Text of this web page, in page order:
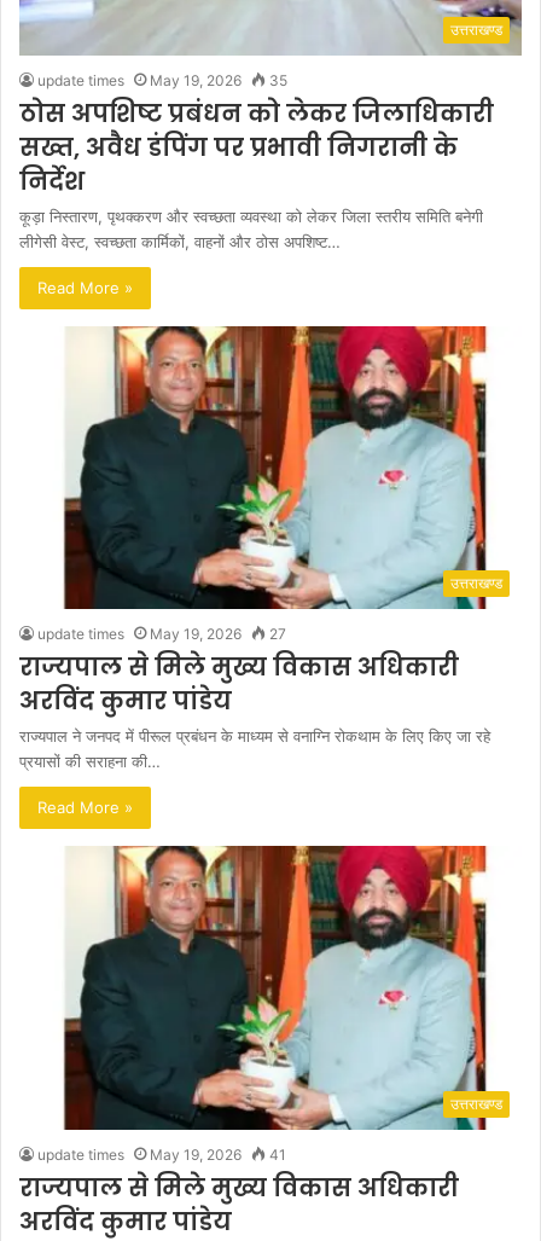
उत्तराखण्ड
update times May 19, 2026 35
ठोस अपशिष्ट प्रबंधन को लेकर जिलाधिकारी
सख्त, अवैध डंपिंग पर प्रभावी निगरानी के
निर्देश
कूड़ा निस्तारण, पृथक्करण और स्वच्छता व्यवस्था को लेकर जिला स्तरीय समिति बनेगी
लीगेसी वेस्ट, स्वच्छता कार्मिकों, वाहनों और ठोस अपशिष्ट…
Read More »
उत्तराखण्ड
update times May 19, 2026 27
राज्यपाल से मिले मुख्य विकास अधिकारी
अरविंद कुमार पांडेय
राज्यपाल ने जनपद में पीरूल प्रबंधन के माध्यम से वनाग्नि रोकथाम के लिए किए जा रहे
प्रयासों की सराहना की…
Read More »
उत्तराखण्ड
update times May 19, 2026 41
राज्यपाल से मिले मुख्य विकास अधिकारी
अरविंद कुमार पांडेय